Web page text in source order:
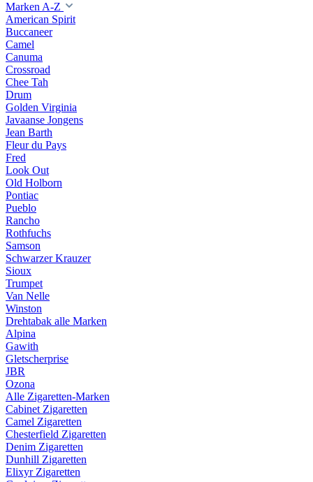
Marken A-Z
American Spirit
Buccaneer
Camel
Canuma
Crossroad
Сhee Tah
Drum
Golden Virginia
Javaanse Jongens
Jean Barth
Fleur du Pays
Fred
Look Out
Old Holborn
Pontiac
Pueblo
Rancho
Rothfuchs
Samson
Schwarzer Krauzer
Sioux
Trumpet
Van Nelle
Winston
Drehtabak alle Marken
Alpina
Gawith
Gletscherprise
JBR
Ozona
Alle Zigaretten-Marken
Cabinet Zigaretten
Camel Zigaretten
Chesterfield Zigaretten
Denim Zigaretten
Dunhill Zigaretten
Elixyr Zigaretten